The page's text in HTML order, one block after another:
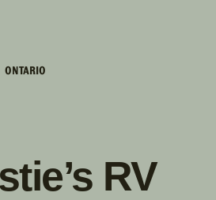
ONTARIO
RV